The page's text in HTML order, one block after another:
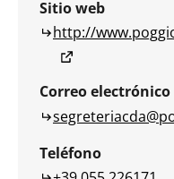
Sitio web
http://
Correo electrónico
Teléfono